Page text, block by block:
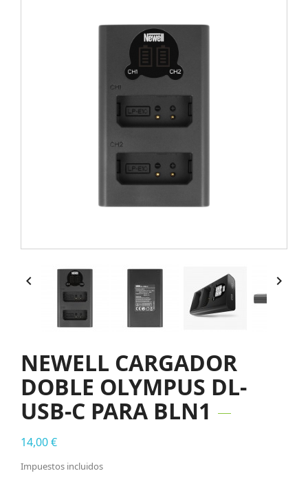
 
NEWELL CARGADOR
DOBLE OLYMPUS DL-
USB-C PARA BLN1
14,00 €
Impuestos incluidos